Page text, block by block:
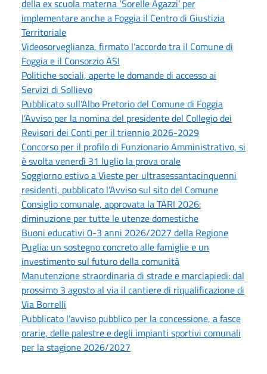
della ex scuola materna ‘Sorelle Agazzi’ per
implementare anche a Foggia il Centro di Giustizia
Territoriale
Videosorveglianza, firmato l’accordo tra il Comune di
Foggia e il Consorzio ASI
Politiche sociali, aperte le domande di accesso ai
Servizi di Sollievo
Pubblicato sull’Albo Pretorio del Comune di Foggia
l’Avviso per la nomina del presidente del Collegio dei
Revisori dei Conti per il triennio 2026-2029
Concorso per il profilo di Funzionario Amministrativo, si
è svolta venerdì 31 luglio la prova orale
Soggiorno estivo a Vieste per ultrasessantacinquenni
residenti, pubblicato l’Avviso sul sito del Comune
Consiglio comunale, approvata la TARI 2026:
diminuzione per tutte le utenze domestiche
Buoni educativi 0-3 anni 2026/2027 della Regione
Puglia: un sostegno concreto alle famiglie e un
investimento sul futuro della comunità
Manutenzione straordinaria di strade e marciapiedi: dal
prossimo 3 agosto al via il cantiere di riqualificazione di
Via Borrelli
Pubblicato l’avviso pubblico per la concessione, a fasce
orarie, delle palestre e degli impianti sportivi comunali
per la stagione 2026/2027